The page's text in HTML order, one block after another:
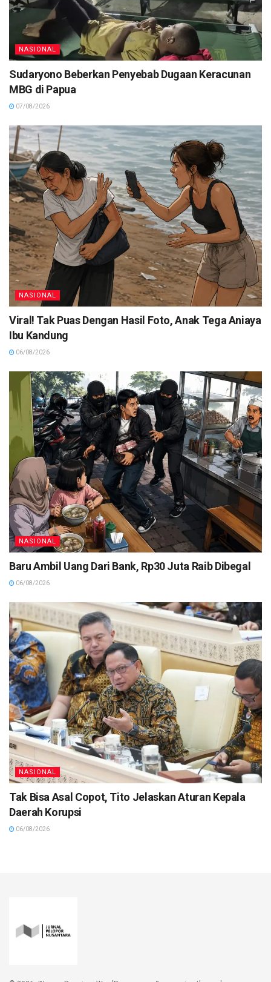
NASIONAL
Sudaryono Beberkan Penyebab Dugaan Keracunan
MBG di Papua
07/08/2026
NASIONAL
Viral! Tak Puas Dengan Hasil Foto, Anak Tega Aniaya
Ibu Kandung
06/08/2026
NASIONAL
Baru Ambil Uang Dari Bank, Rp30 Juta Raib Dibegal
06/08/2026
NASIONAL
Tak Bisa Asal Copot, Tito Jelaskan Aturan Kepala
Daerah Korupsi
06/08/2026